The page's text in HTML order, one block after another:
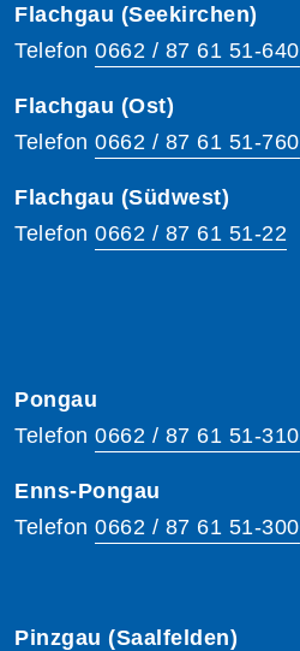
Flachgau (Seekirchen)
Telefon 0662 / 87 61 51-640
Flachgau (Ost)
Telefon 0662 / 87 61 51-760
Flachgau (Südwest)
Telefon 0662 / 87 61 51-22
Pongau
Telefon 0662 / 87 61 51-310
Enns-Pongau
Telefon 0662 / 87 61 51-300
Pinzgau (Saalfelden)